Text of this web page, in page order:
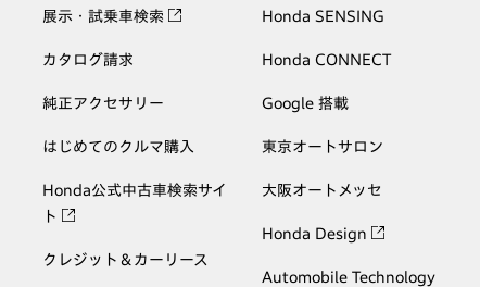
展示・試乗車検索
カタログ請求
純正アクセサリー
はじめてのクルマ購入
Honda公式中古車検索サイ
ト
クレジット＆カーリース
Honda SENSING
Honda CONNECT
Google 搭載
東京オートサロン
大阪オートメッセ
Honda Design
Automobile Technology